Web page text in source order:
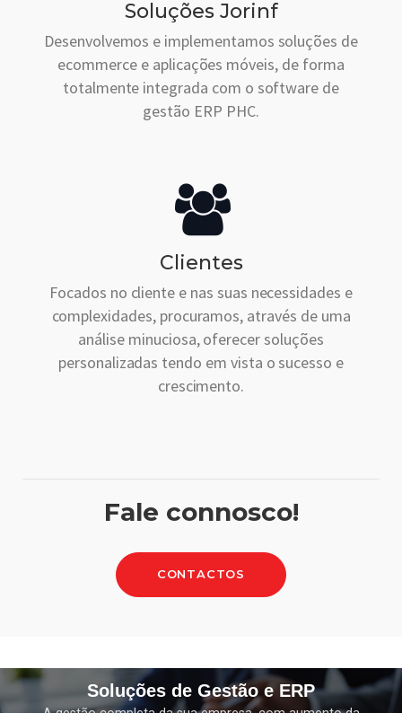
Soluções Jorinf
Desenvolvemos e implementamos soluções de
ecommerce e aplicações móveis, de forma
totalmente integrada com o software de
gestão ERP PHC.
Clientes
Focados no cliente e nas suas necessidades e
complexidades, procuramos, através de uma
análise minuciosa, oferecer soluções
personalizadas tendo em vista o sucesso e
crescimento.
Fale connosco!
CONTACTOS
Soluções de Gestão e ERP